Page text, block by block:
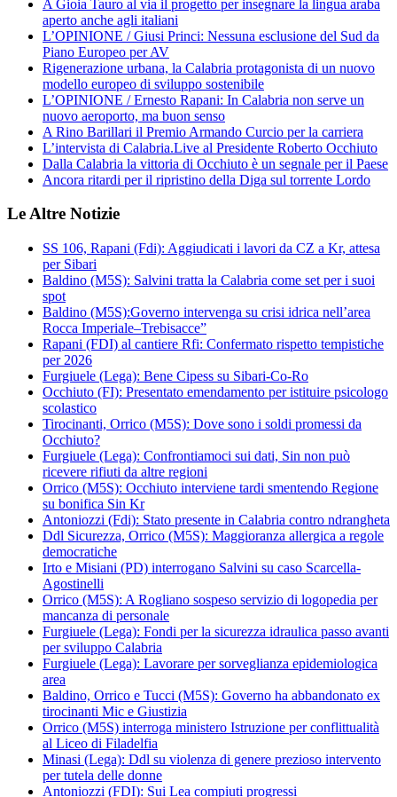
A Gioia Tauro al via il progetto per insegnare la lingua araba
aperto anche agli italiani
L’OPINIONE / Giusi Princi: Nessuna esclusione del Sud da
Piano Europeo per AV
Rigenerazione urbana, la Calabria protagonista di un nuovo
modello europeo di sviluppo sostenibile
L’OPINIONE / Ernesto Rapani: In Calabria non serve un
nuovo aeroporto, ma buon senso
A Rino Barillari il Premio Armando Curcio per la carriera
L’intervista di Calabria.Live al Presidente Roberto Occhiuto
Dalla Calabria la vittoria di Occhiuto è un segnale per il Paese
Ancora ritardi per il ripristino della Diga sul torrente Lordo
Le Altre Notizie
SS 106, Rapani (Fdi): Aggiudicati i lavori da CZ a Kr, attesa
per Sibari
Baldino (M5S): Salvini tratta la Calabria come set per i suoi
spot
Baldino (M5S):Governo intervenga su crisi idrica nell’area
Rocca Imperiale–Trebisacce”
Rapani (FDI) al cantiere Rfi: Confermato rispetto tempistiche
per 2026
Furgiuele (Lega): Bene Cipess su Sibari-Co-Ro
Occhiuto (FI): Presentato emendamento per istituire psicologo
scolastico
Tirocinanti, Orrico (M5S): Dove sono i soldi promessi da
Occhiuto?
Furgiuele (Lega): Confrontiamoci sui dati, Sin non può
ricevere rifiuti da altre regioni
Orrico (M5S): Occhiuto interviene tardi smentendo Regione
su bonifica Sin Kr
Antoniozzi (Fdi): Stato presente in Calabria contro ndrangheta
Ddl Sicurezza, Orrico (M5S): Maggioranza allergica a regole
democratiche
Irto e Misiani (PD) interrogano Salvini su caso Scarcella-
Agostinelli
Orrico (M5S): A Rogliano sospeso servizio di logopedia per
mancanza di personale
Furgiuele (Lega): Fondi per la sicurezza idraulica passo avanti
per sviluppo Calabria
Furgiuele (Lega): Lavorare per sorveglianza epidemiologica
area
Baldino, Orrico e Tucci (M5S): Governo ha abbandonato ex
tirocinanti Mic e Giustizia
Orrico (M5S) interroga ministero Istruzione per conflittualità
al Liceo di Filadelfia
Minasi (Lega): Ddl su violenza di genere prezioso intervento
per tutela delle donne
Antoniozzi (FDI): Sui Lea compiuti progressi